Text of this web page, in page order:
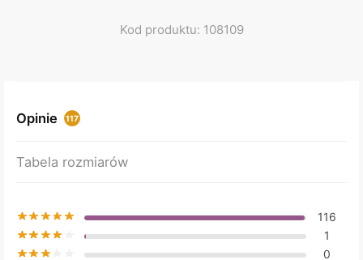
multiple
page
Kod produktu: 108109
Opinie 117
Tabela rozmiarów
116
1
0